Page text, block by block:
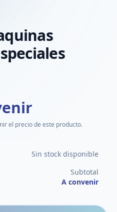
el precio de este producto.
Sin stock disponible
Subtotal
A convenir